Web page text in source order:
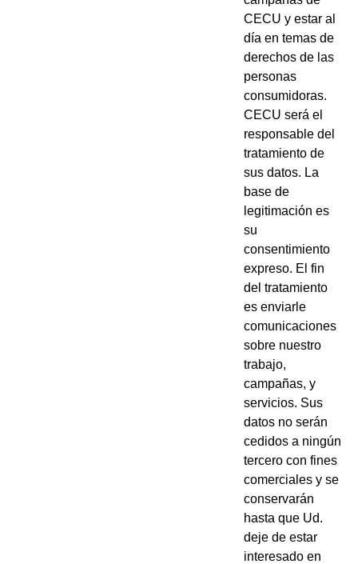
CECU y estar al
día en temas de
derechos de las
personas
consumidoras.
CECU será el
responsable del
tratamiento de
sus datos. La
base de
legitimación es
su
consentimiento
expreso. El fin
del tratamiento
es enviarle
comunicaciones
sobre nuestro
trabajo,
campañas, y
servicios. Sus
datos no serán
cedidos a ningún
tercero con fines
comerciales y se
conservarán
hasta que Ud.
deje de estar
interesado en